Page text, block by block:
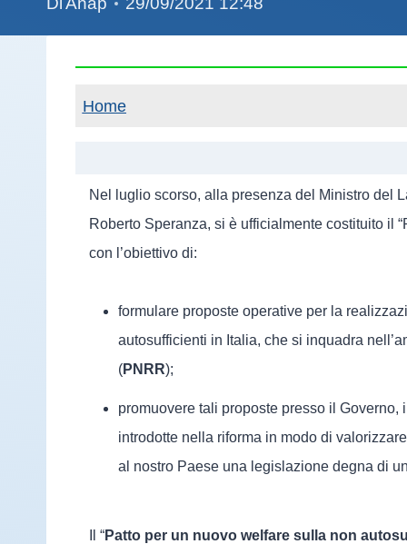
Home
Nel luglio scorso, alla presenza del Ministro del
Roberto Speranza, si è ufficialmente costituito il
con l’obiettivo di:
formulare proposte operative per la
autosufficienti in Italia, che si inquadra
(PNRR);
promuovere tali proposte presso il
introdotte nella riforma in modo di
al nostro Paese una legislazione degna di
Il “Patto per un nuovo welfare sulla non